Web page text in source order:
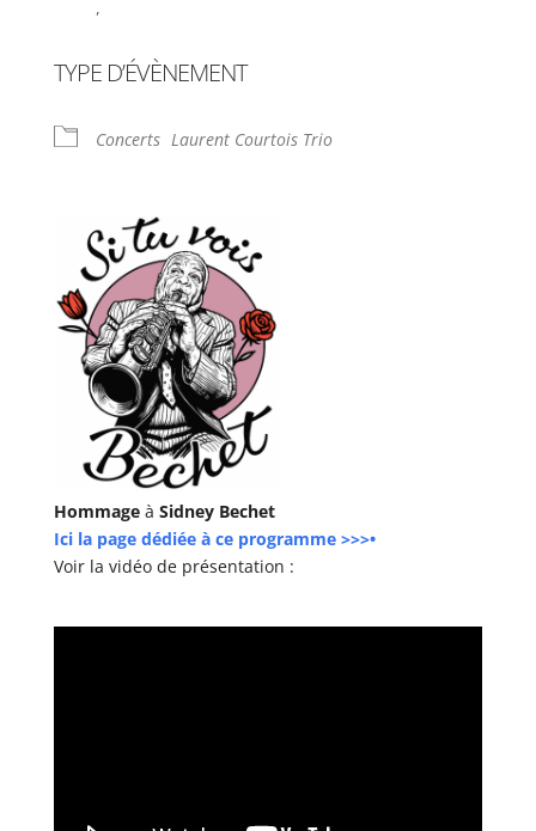
,
TYPE D’ÉVÈNEMENT
Concerts Laurent Courtois Trio
Hommageà Sidney Bechet
Ici la page dédiée à ce programme >>>•
Voir la vidéo de présentation :